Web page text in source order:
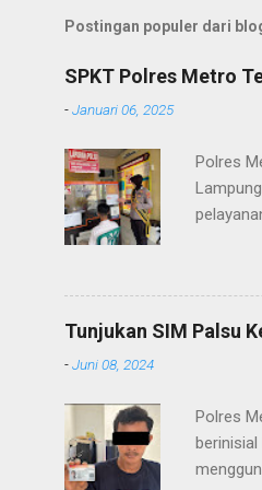
Postingan populer dari
SPKT Polres Metro
-Januari 06, 2025
Polres
Heri
pidana,
Tunjukan SIM Palsu
-Juni 08, 2024
Polres
berinisial